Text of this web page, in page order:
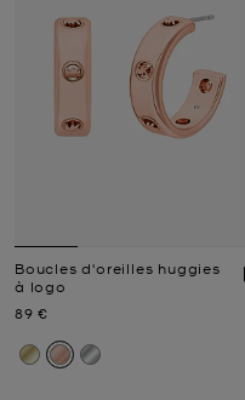
Boucles d'oreilles huggies
à logo
Prix actuel
89 €